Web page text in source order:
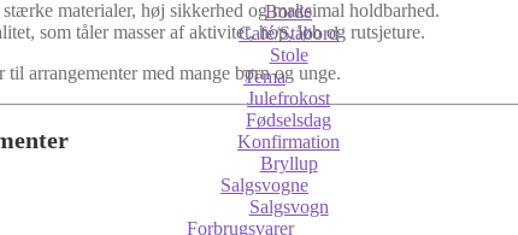
Borde
Café/Ståbord
Stole
Tema
Julefrokost
Fødselsdag
Konfirmation
Bryllup
Salgsvogne
Salgsvogn
Forbrugsvarer
materialer, høj sikkerhed og maksimal holdbarhed.
som tåler masser af aktivitet, hop, løb og rutsjeture.
til arrangementer med mange børn og unge.